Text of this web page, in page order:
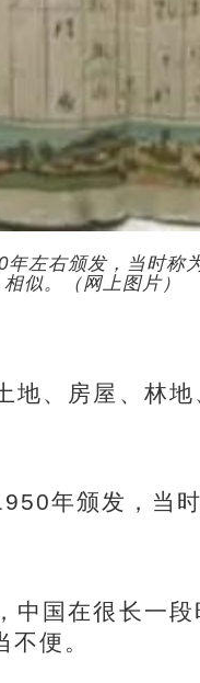
左右颁发，当时称
相似。（网上图片）
、房屋、林地
年颁发，当时
国在很长一段
便。